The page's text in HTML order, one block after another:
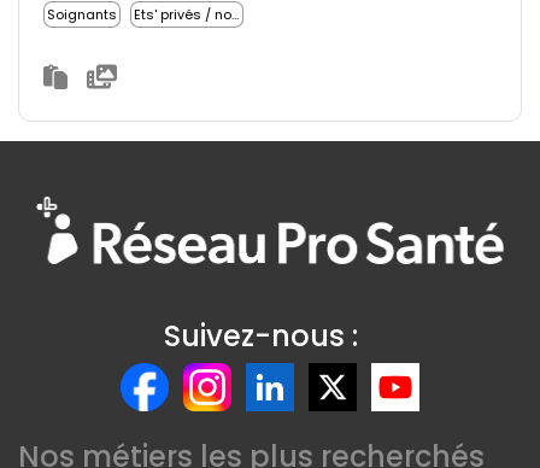
Soignants Ets' privés / non lucratifs
Suivez-nous :
Nos métiers les plus recherchés